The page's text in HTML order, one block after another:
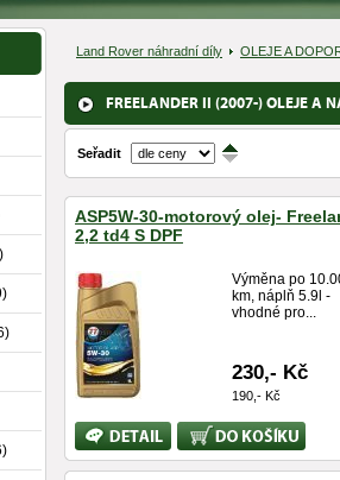
Land Rover náhradní díly OLEJE A
FREELANDER II (2007-) OLEJE A
Seřadit ↑
↓
ASP5W-30-motorový olej-
2,2 td4 S DPF
Výměna po
km, náplň 5.9l -
vhodné pro...
230,- Kč
190,- Kč
Bližší
informace
Koupit